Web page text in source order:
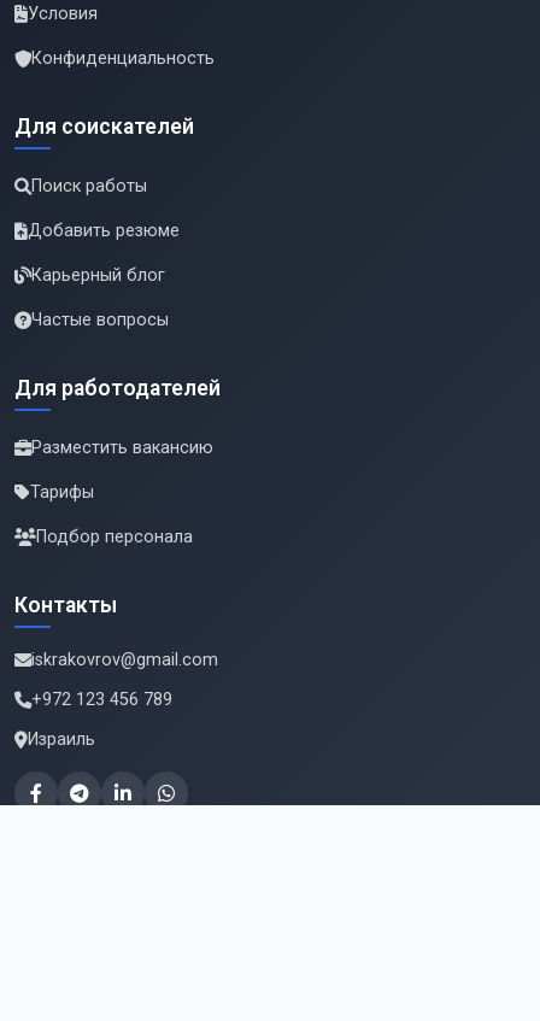
Условия
Конфиденциальность
Для соискателей
Поиск работы
Добавить резюме
Карьерный блог
Частые вопросы
Для работодателей
Разместить вакансию
Тарифы
Подбор персонала
Контакты
iskrakovrov@gmail.com
+972 123 456 789
Израиль